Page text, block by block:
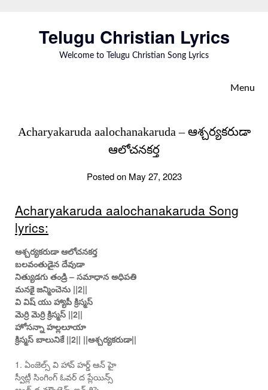
Telugu Christian Lyrics
Welcome to Telugu Christian Song Lyrics
Menu
Acharyakaruda aalochanakaruda – ఆశ్చర్యకరుడా
ఆలోచనకర్త
Posted on May 27, 2023
Acharyakaruda aalochanakaruda Song
lyrics:
ఆశ్చర్యకరుడా ఆలోచనకర్త
బలవంతుడైన దేవుడా
నిత్యుడగు తండ్రి – సమాధాన అధిపతి
మనకై జన్మించెను ||2||
వి విష్ యు హ్యాపీ క్రిస్మస్
మెర్రి మెర్రి క్రిస్మస్ ||2||
హోసన్నా హల్లలూయా
క్రిస్మస్ బాలునికే ||2|| ||ఆశ్చర్యకరుడా||
1. ఏంజెల్స్ వి హావ్ హర్డ్ ఆన్ హై
స్వీట్లీ సింగింగ్ ఓవర్ ద ప్లేయిన్స్